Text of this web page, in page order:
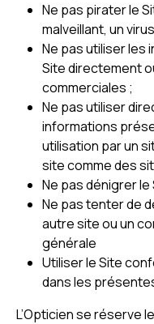
Ne pas pirater le
malveillant, un
Ne pas utiliser les
Site directement
commerciales ;
Ne pas utiliser
informations
utilisation par un
site comme des
Ne pas dénigrer le
Ne pas tenter de
autre site ou un
générale
Utiliser le Site
dans les
L’Opticien se réserve